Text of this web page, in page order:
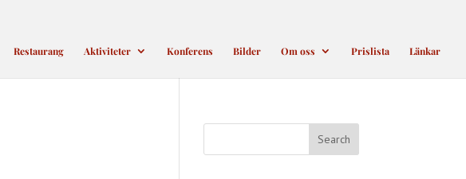
Restaurang Aktiviteter Konferens Bilder Om oss Prislista Länkar